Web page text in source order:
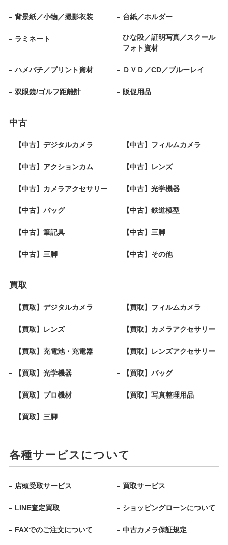
背景紙／小物／撮影衣装 台紙／ホルダー
ラミネート
ひな段／証明写真／スクール
フォト資材
ハメパチ／プリント資材 ＤＶＤ／CD／ブルーレイ
双眼鏡/ゴルフ距離計 販促用品
中古
【中古】デジタルカメラ 【中古】フィルムカメラ
【中古】アクションカム 【中古】レンズ
【中古】カメラアクセサリー 【中古】光学機器
【中古】バッグ 【中古】鉄道模型
【中古】筆記具 【中古】三脚
【中古】三脚 【中古】その他
買取
【買取】デジタルカメラ 【買取】フィルムカメラ
【買取】レンズ 【買取】カメラアクセサリー
【買取】充電池・充電器 【買取】レンズアクセサリー
【買取】光学機器 【買取】バッグ
【買取】プロ機材 【買取】写真整理用品
【買取】三脚
各種サービスについて
店頭受取サービス 買取サービス
LINE査定買取 ショッピングローンについて
FAXでのご注文について 中古カメラ保証規定